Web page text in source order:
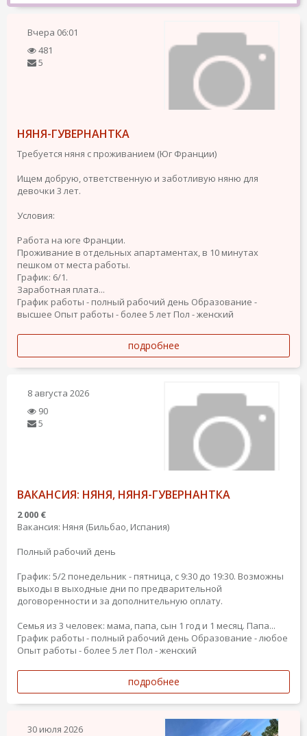
Вчера 06:01
481
5
НЯНЯ-ГУВЕРНАНТКА
Требуется няня с проживанием (Юг Франции)
Ищем добрую, ответственную и заботливую няню для
девочки 3 лет.
Условия:
Работа на юге Франции.
Проживание в отдельных апартаментах, в 10 минутах
пешком от места работы.
График: 6/1.
Заработная плата...
График работы - полный рабочий день Образование -
высшее Опыт работы - более 5 лет Пол - женский
подробнее
8 августа 2026
90
5
ВАКАНСИЯ: НЯНЯ, НЯНЯ-ГУВЕРНАНТКА
2 000 €
Вакансия: Няня (Бильбао, Испания)
Полный рабочий день
График: 5/2 понедельник - пятница, с 9:30 до 19:30. Возможны
выходы в выходные дни по предварительной
договоренности и за дополнительную оплату.
Семья из 3 человек: мама, папа, сын 1 год и 1 месяц. Папа...
График работы - полный рабочий день Образование - любое
Опыт работы - более 5 лет Пол - женский
подробнее
30 июля 2026